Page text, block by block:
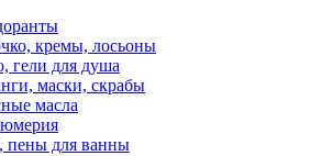
кремы, лосьоны
гели для душа
маски, скрабы
масла
пены для ванны